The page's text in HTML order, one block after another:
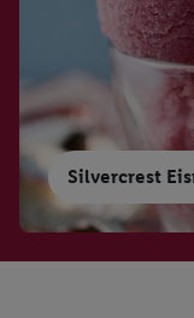
Silvercrest